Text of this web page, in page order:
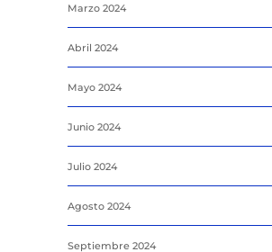
Marzo 2024
Abril 2024
Mayo 2024
Junio 2024
Julio 2024
Agosto 2024
Septiembre 2024